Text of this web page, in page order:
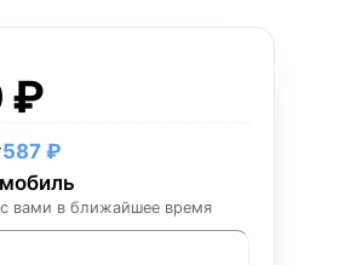
₽
587 ₽
вами в ближайшее время